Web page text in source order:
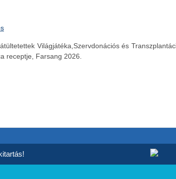
Világjátéka,Szervdonációs és
receptje, Farsang 2026.